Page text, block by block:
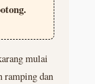
mulai
ramping dan